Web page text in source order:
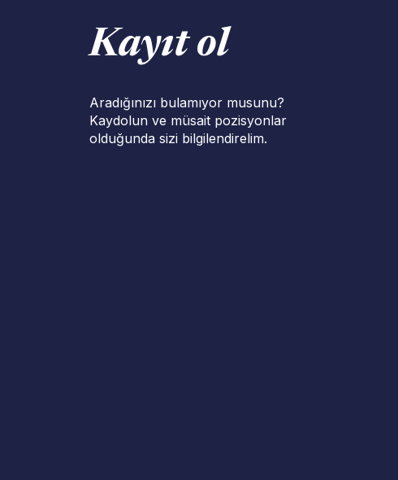
Kayıt ol
Aradığınızı bulamıyor musunu?
Kaydolun ve müsait pozisyonlar
olduğunda sizi bilgilendirelim.